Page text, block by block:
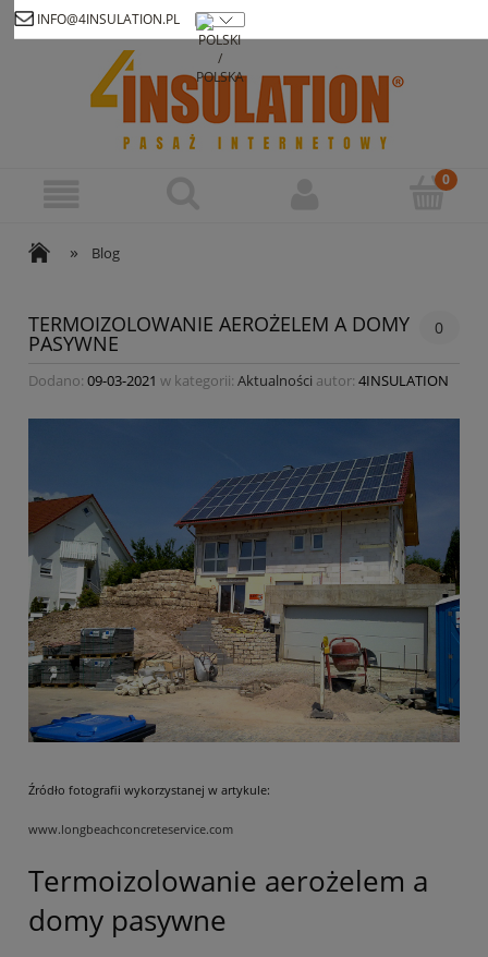
INFO@4INSULATION.PL
Zarejestruj się
» Blog
TERMOIZOLOWANIE AEROŻELEM A DOMY
PASYWNE
0
Dodano: 09-03-2021 w kategorii: Aktualności autor: 4INSULATION
Źródło fotografii wykorzystanej w artykule:
www.longbeachconcreteservice.com
Termoizolowanie aerożelem a
domy pasywne